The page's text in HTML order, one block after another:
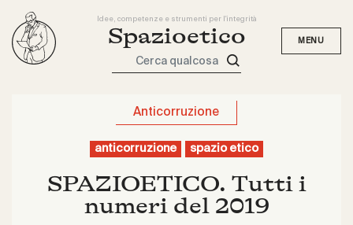
Idee, competenze e strumenti per l'integrità
Spazioetico
Cerca qualcosa
Anticorruzione
anticorruzione spazio etico
SPAZIOETICO. Tutti i
numeri del 2019